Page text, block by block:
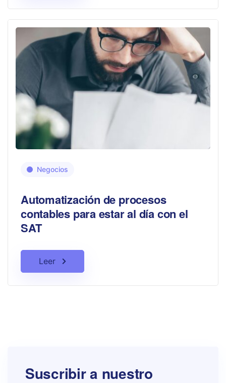
Negocios
Automatización de procesos
contables para estar al día con el
SAT
Leer
Suscribir a nuestro